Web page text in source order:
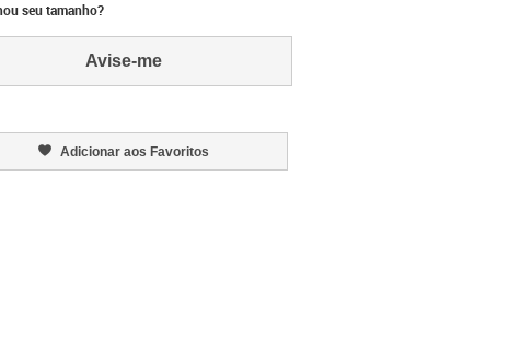
seu tamanho?
Avise-me
Adicionar aos Favoritos